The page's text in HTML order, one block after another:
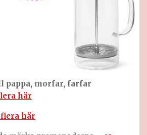
pappa, morfar, farfar
här
flera här